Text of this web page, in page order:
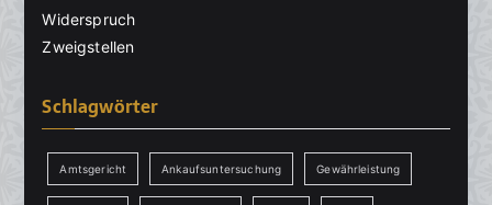
Widerspruch
Zweigstellen
Schlagwörter
Amtsgericht Ankaufsuntersuchung Gewährleistung